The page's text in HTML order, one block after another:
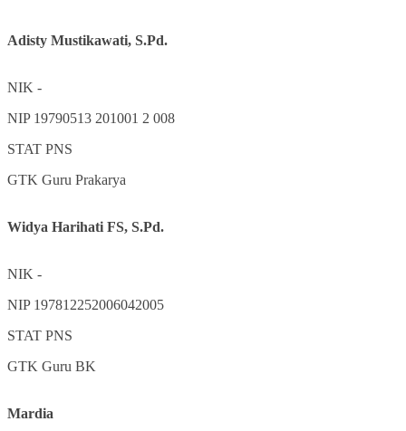
Adisty Mustikawati, S.Pd.
NIK -
NIP 19790513 201001 2 008
STAT PNS
GTK Guru Prakarya
Widya Harihati FS, S.Pd.
NIK -
NIP 197812252006042005
STAT PNS
GTK Guru BK
Mardia